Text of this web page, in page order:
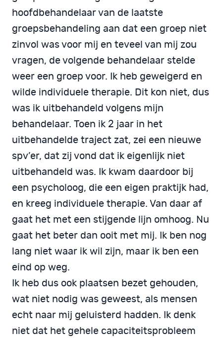
hoofdbehandelaar van de laatste
groepsbehandeling aan dat een groep niet
zinvol was voor mij en teveel van mij zou
vragen, de volgende behandelaar stelde
weer een groep voor. Ik heb geweigerd en
wilde individuele therapie. Dit kon niet, dus
was ik uitbehandeld volgens mijn
behandelaar. Toen ik 2 jaar in het
uitbehandelde traject zat, zei een nieuwe
spv’er, dat zij vond dat ik eigenlijk niet
uitbehandeld was. Ik kwam daardoor bij
een psycholoog, die een eigen praktijk had,
en kreeg individuele therapie. Van daar af
gaat het met een stijgende lijn omhoog. Nu
gaat het beter dan ooit met mij. Ik ben nog
lang niet waar ik wil zijn, maar ik ben een
eind op weg.
Ik heb dus ook plaatsen bezet gehouden,
wat niet nodig was geweest, als mensen
echt naar mij geluisterd hadden. Ik denk
niet dat het gehele capaciteitsprobleem